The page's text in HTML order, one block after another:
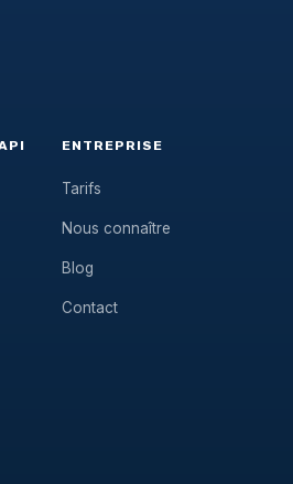
ENTREPRISE
Tarifs
Nous connaître
Blog
Contact